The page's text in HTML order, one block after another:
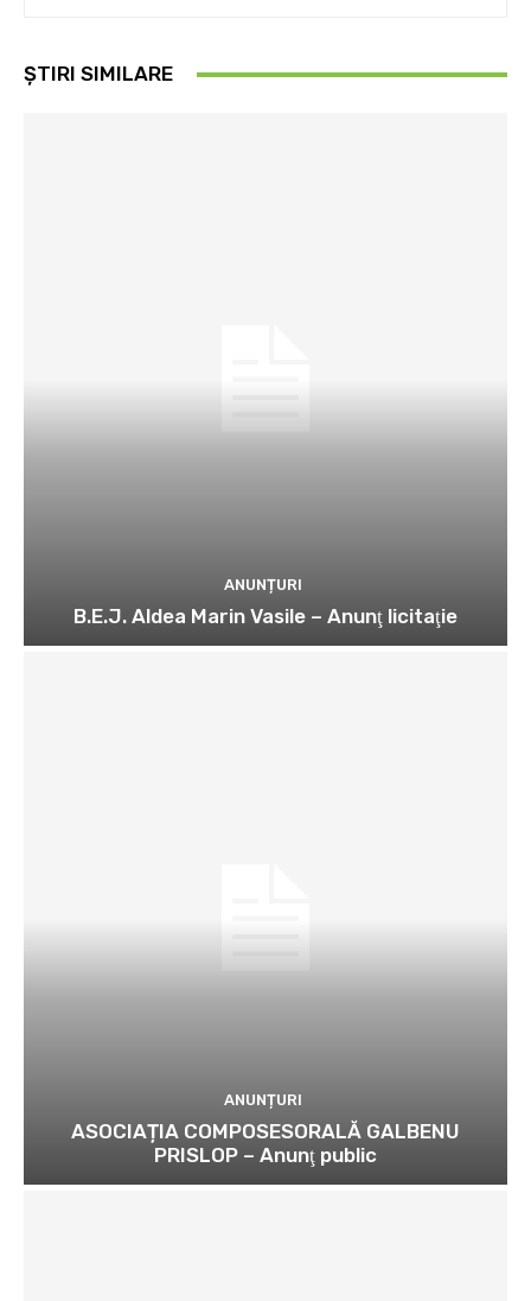
ȘTIRI SIMILARE
ANUNȚURI
B.E.J. Aldea Marin Vasile – Anunţ licitaţie
ANUNȚURI
ASOCIAȚIA COMPOSESORALĂ GALBENU
PRISLOP – Anunţ public